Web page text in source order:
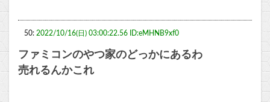
50: 2022/10/16(日) 03:00:22.56 ID:eMHNB9xf0
ファミコンのやつ家のどっかにあるわ
売れるんかこれ